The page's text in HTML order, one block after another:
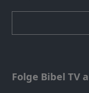
Folge Bibel TV